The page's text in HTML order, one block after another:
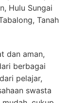
Hulu Sungai
Tanah
dan aman,
berbagai
pelajar,
swasta